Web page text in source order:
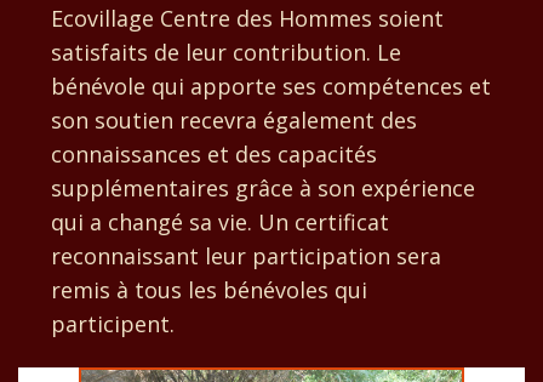
Ecovillage Centre des Hommes soient
satisfaits de leur contribution. Le
bénévole qui apporte ses compétences et
son soutien recevra également des
connaissances et des capacités
supplémentaires grâce à son expérience
qui a changé sa vie. Un certificat
reconnaissant leur participation sera
remis à tous les bénévoles qui
participent.